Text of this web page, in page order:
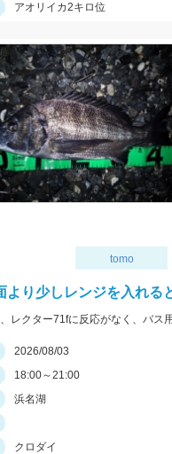
アオリイカ2キロ位
tomo
より少しレンジを入れる
2026/08/03
18:00～21:00
浜名湖
クロダイ